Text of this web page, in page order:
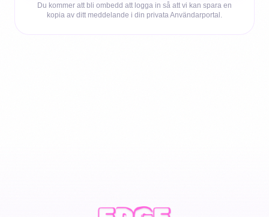
Du kommer att bli ombedd att logga in så att vi kan spara en
kopia av ditt meddelande i din privata Användarportal.